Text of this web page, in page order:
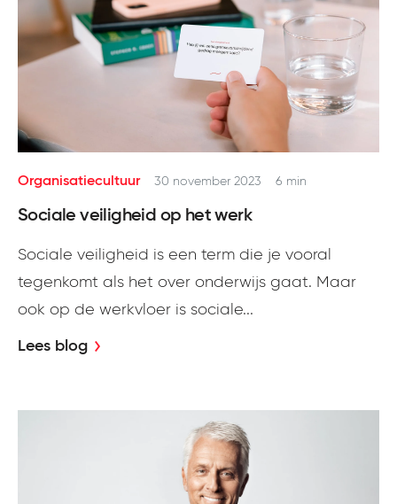
Organisatiecultuur 30 november 2023 6 min
Sociale veiligheid op het werk
Sociale veiligheid is een term die je vooral
tegenkomt als het over onderwijs gaat. Maar
ook op de werkvloer is sociale...
Lees blog